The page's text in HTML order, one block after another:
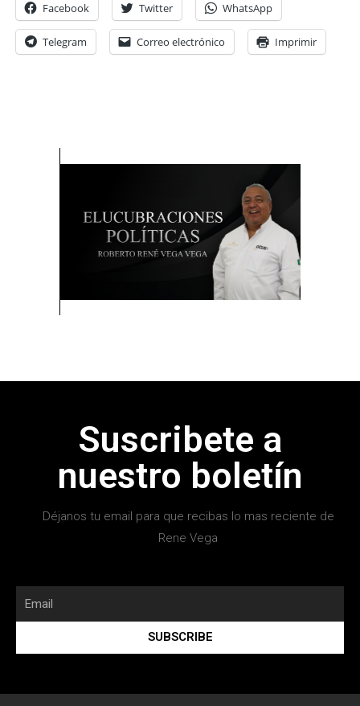
Facebook Twitter WhatsApp
Telegram Correo electrónico Imprimir
Suscribete a
nuestro boletín
Déjanos tu email para que recibas lo mas reciente de
Rene Vega
SUBSCRIBE